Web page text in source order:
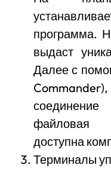
программа.
выдаст
Далее с
файловая
доступна
Терминалы